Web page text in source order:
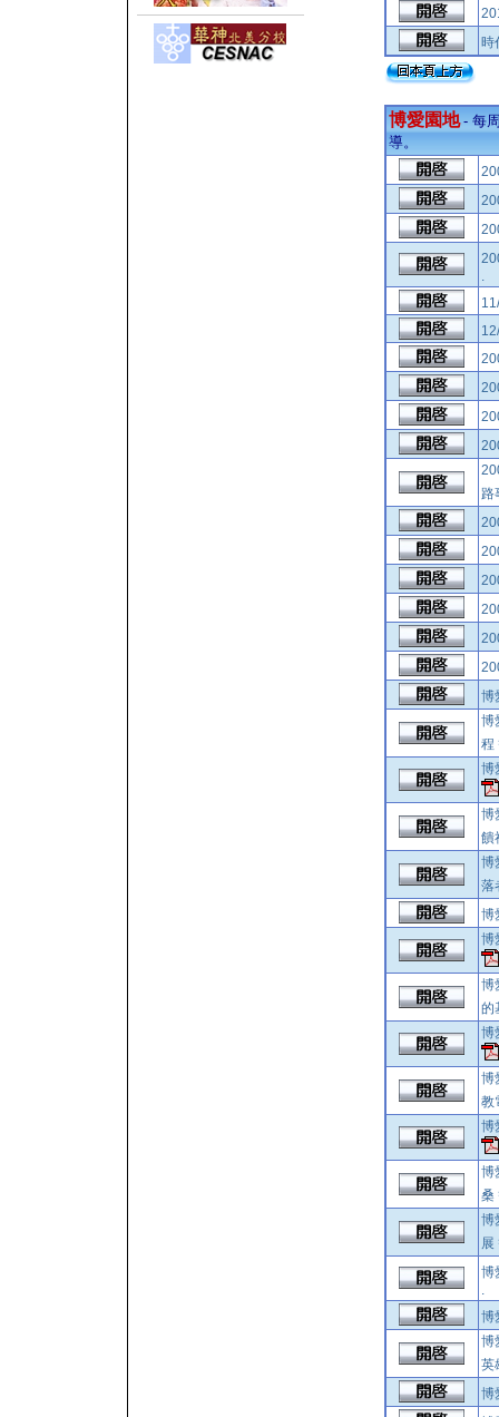
博愛園地 - 每
導。
.
路
博
博
博
博
饋
博
落
博
博
博
的
博
博
教
博
博
博
博
.
博
博
英
博